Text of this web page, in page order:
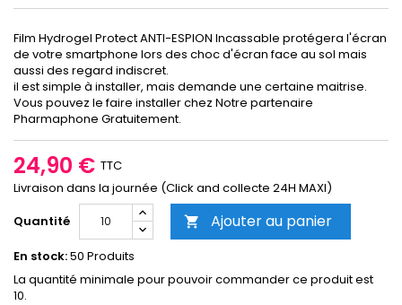
Film Hydrogel Protect ANTI-ESPION Incassable protégera l'écran
de votre smartphone lors des choc d'écran face au sol mais
aussi des regard indiscret.
il est simple à installer, mais demande une certaine maitrise.
Vous pouvez le faire installer chez Notre partenaire
Pharmaphone Gratuitement.
24,90 € TTC
Livraison dans la journée (Click and collecte 24H MAXI)
Quantité
 Ajouter au panier
En stock:50 Produits
La quantité minimale pour pouvoir commander ce produit est
10.